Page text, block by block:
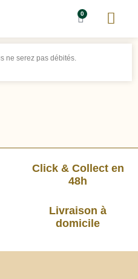
0
ne serez pas débités.
Click & Collect en
48h
Livraison à
domicile